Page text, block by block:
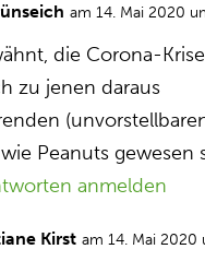
am 14. Mai 2020
die Corona-
zu jenen daraus
Peanuts gewesen
anmelden
Kirst am 14. Mai 2020